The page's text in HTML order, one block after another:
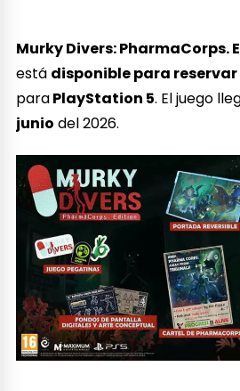
Murky Divers: PharmaCorps.
está disponible para reservar
paraPlayStation 5. El juego
junio del 2026.